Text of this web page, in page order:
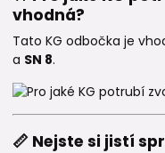
vhodná?
Tato KG odbočka je
a SN 8.
📏 Nejste si jistí